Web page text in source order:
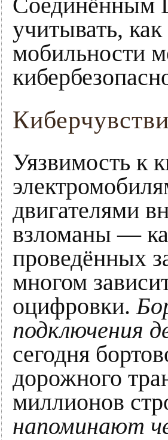
учитывать,
мобильности
Уязвимость к
двигателями
взломаны —
проведённых
многом
оцифровки.
подключения
сегодня
дорожного
миллионов
напоминают